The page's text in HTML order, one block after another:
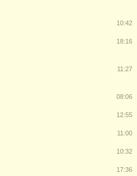
10:42
18:16
11:27
08:06
12:55
11:00
10:32
17:36